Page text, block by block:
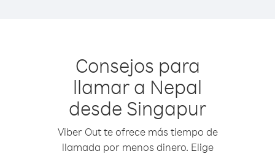
Consejos para
llamar a Nepal
desde Singapur
Viber Out te ofrece más tiempo de
llamada por menos dinero. Elige